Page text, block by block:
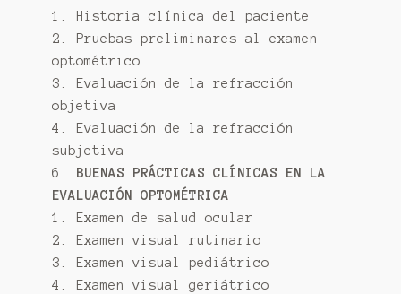
1. Historia clínica del paciente
2. Pruebas preliminares al examen
optométrico
3. Evaluación de la refracción
objetiva
4. Evaluación de la refracción
subjetiva
6.
BUENAS PRÁCTICAS CLÍNICAS EN LA
EVALUACIÓN OPTOMÉTRICA
1. Examen de salud ocular
2. Examen visual rutinario
3. Examen visual pediátrico
4. Examen visual geriátrico